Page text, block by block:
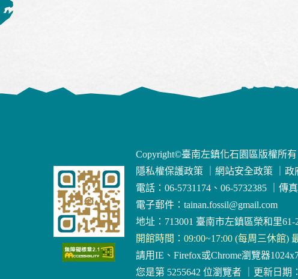
Copyright©臺南左鎮化石園區版權所有
隱私權保護政策
網站安全政策
政
電話：06-5731174、06-5732385
傳
電子郵件： tainan.fossil@gmail.com
地址：713001 臺南市左鎮區榮和里61-
開館時間：09:00~17:00 (每周三休館)
請用IE、Firefox或Chrome瀏覽器
您是第 5255642 位瀏覽者
更新日期